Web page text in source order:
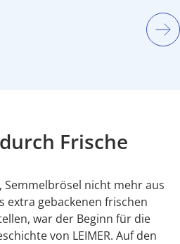
Frische
Semmelbrösel nicht mehr aus
extra gebackenen frischen
war der Beginn für die
von LEIMER. Auf den